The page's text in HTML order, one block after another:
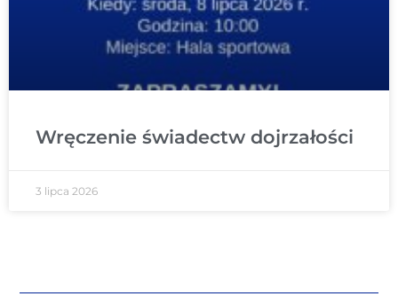
Wręczenie świadectw dojrzałości
3 lipca 2026